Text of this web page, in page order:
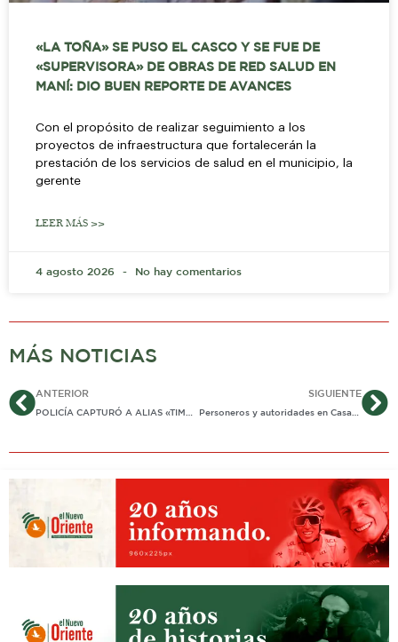
«LA TOÑA» SE PUSO EL CASCO Y SE FUE DE
«SUPERVISORA» DE OBRAS DE RED SALUD EN
MANÍ: DIO BUEN REPORTE DE AVANCES
Con el propósito de realizar seguimiento a los
proyectos de infraestructura que fortalecerán la
prestación de los servicios de salud en el municipio, la
gerente
LEER MÁS >>
4 agosto 2026 No hay comentarios
MÁS NOTICIAS
AntANTERIOR
POLICÍA CAPTURÓ A ALIAS «TIMA» EN AGUAZUL: LA JUSTICIA LO REQUIERE POR «SEXTING» CONTRA EMPLEADAS DOMÉSTICAS
SIGUIENTE
Personeros y autoridades en Casanare fortalecen rutas preventivas de atención en convivencia ciudadana